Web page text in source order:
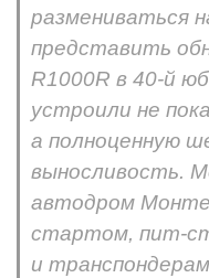
размениваться
представить
R1000R в 40-й
устроили не
а полноценную
выносливость.
автодром
стартом, пит-
и